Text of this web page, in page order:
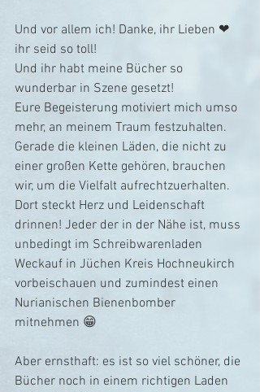
Und vor allem ich! Danke, ihr Lieben ❤
ihr seid so toll!
Und ihr habt meine Bücher so
wunderbar in Szene gesetzt!
Eure Begeisterung motiviert mich umso
mehr, an meinem Traum festzuhalten.
Gerade die kleinen Läden, die nicht zu
einer großen Kette gehören, brauchen
wir, um die Vielfalt aufrechtzuerhalten.
Dort steckt Herz und Leidenschaft
drinnen! Jeder der in der Nähe ist, muss
unbedingt im Schreibwarenladen
Weckauf in Jüchen Kreis Hochneukirch
vorbeischauen und zumindest einen
Nurianischen Bienenbomber
mitnehmen 😁
Aber ernsthaft: es ist so viel schöner, die
Bücher noch in einem richtigen Laden